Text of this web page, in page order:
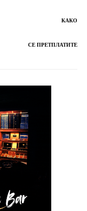
КАКО
СЕ ПРЕТПЛАТИТЕ